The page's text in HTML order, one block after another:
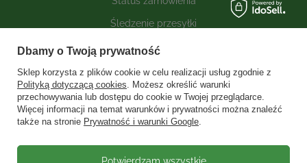
Śledzenie przesyłki
Kontakt
Moje konto
Informacje
Social media
Dbamy o Twoją prywatność
Sklep korzysta z plików cookie w celu realizacji usług zgodnie z
Polityką dotyczącą cookies. Możesz określić warunki
przechowywania lub dostępu do cookie w Twojej przeglądarce.
Więcej informacji na temat warunków i prywatności można znaleźć
także na stronie Prywatność i warunki Google.
Potwierdzam wszystkie